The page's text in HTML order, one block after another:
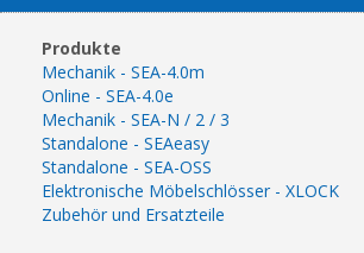
Produkte
Mechanik - SEA-4.0m
Online - SEA-4.0e
Mechanik - SEA-N / 2 / 3
Standalone - SEAeasy
Standalone - SEA-OSS
Elektronische Möbelschlösser - XLOCK
Zubehör und Ersatzteile